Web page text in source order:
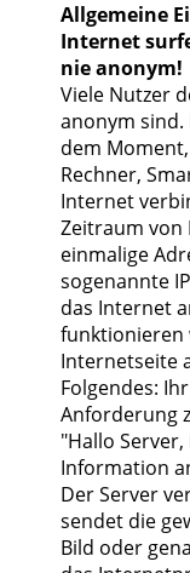
Allgemeine
Internet
nie anonym!
Viele Nutzer
anonym
dem
Rechner,
Internet
Zeitraum von
einmalige
sogenannte
das Internet
funktionieren
Internetseite
Folgendes:
Anforderung
"Hallo
Information
Der Server
sendet die
Bild oder